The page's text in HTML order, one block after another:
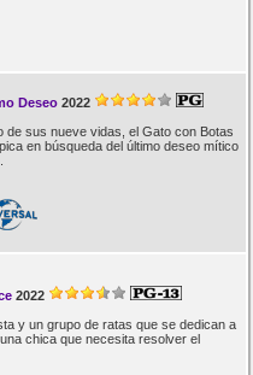
Deseo 2022
de sus nueve vidas, el Gato con Botas
en búsqueda del último deseo mítico
2022
y un grupo de ratas que se dedican a
chica que necesita resolver el